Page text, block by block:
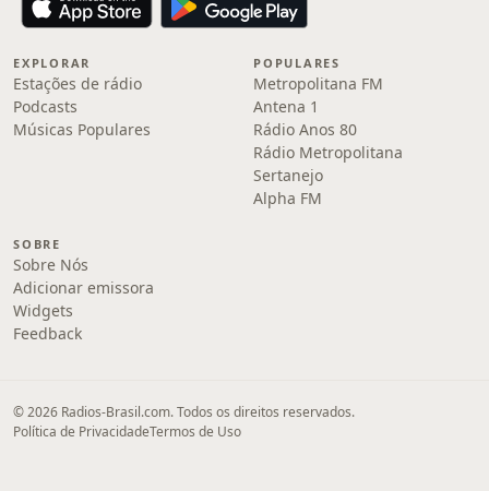
EXPLORAR
Estações de rádio
Podcasts
Músicas Populares
POPULARES
Metropolitana FM
Antena 1
Rádio Anos 80
Rádio Metropolitana
Sertanejo
Alpha FM
SOBRE
Sobre Nós
Adicionar emissora
Widgets
Feedback
© 2026 Radios-Brasil.com. Todos os direitos reservados.
Política de PrivacidadeTermos de Uso